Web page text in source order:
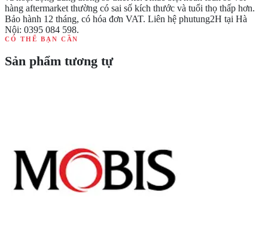
hàng aftermarket thường có sai số kích thước và tuổi thọ thấp hơn.
Bảo hành 12 tháng, có hóa đơn VAT. Liên hệ phutung2H tại Hà
Nội: 0395 084 598.
CÓ THỂ BẠN CẦN
Sản phẩm tương tự